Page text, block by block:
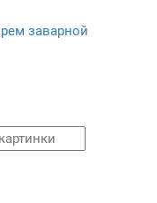
заварной